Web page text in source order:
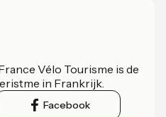
Vélo Tourisme is de
in Frankrijk.
Facebook